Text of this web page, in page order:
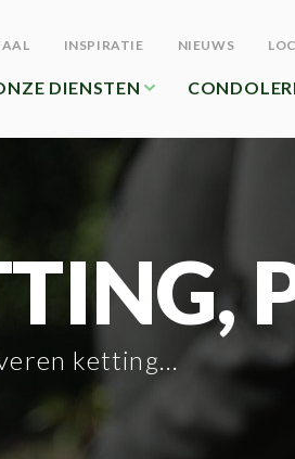
INSPIRATIE NIEUWS
DIENSTEN
ketting, prijs vanaf